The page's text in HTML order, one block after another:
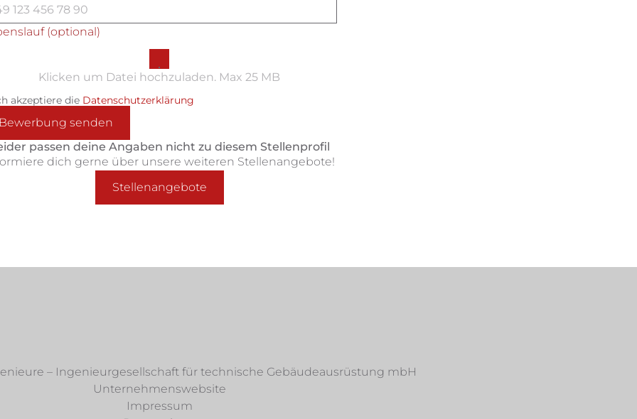
(optional)
Klicken um Datei hochzuladen. Max 25 MB
akzeptiere die Datenschutzerklärung
Bewerbung senden
passen deine Angaben nicht zu diesem Stellenprofil
dich gerne über unsere weiteren Stellenangebote!
Stellenangebote
Unternehmenswebsite
– Ingenieurgesellschaft für technische Gebäudeausrüstung mbH
Impressum